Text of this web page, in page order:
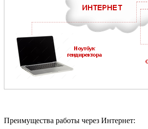
Преимущества работы через Интернет: